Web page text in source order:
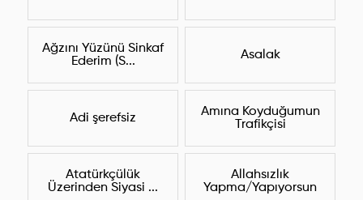
Ağzını Yüzünü Sinkaf
Ederim (S...
Asalak
Adi şerefsiz
Amına Koyduğumun
Trafikçisi
Atatürkçülük
Üzerinden Siyasi ...
Allahsızlık
Yapma/Yapıyorsun